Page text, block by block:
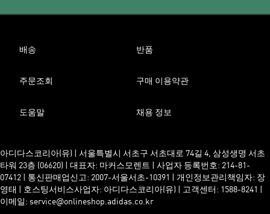
배송 반품
주문조회 구매 이용약관
도움말 채용 정보
아디다스코리아(유) | 서울특별시 서초구 서초대로 74길 4, 삼성생명 서초
타워 23층 (06620) | 대표자: 마커스모렌트 | 사업자 등록번호: 214-81-
07412 | 통신판매업신고: 2007-서울서초-10391 | 개인정보관리책임자: 장
영태 | 호스팅서비스사업자: 아디다스코리아(유) | 고객센터: 1588-8241 |
이메일: service@onlineshop.adidas.co.kr